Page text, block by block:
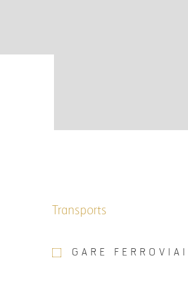
Transports
GARE